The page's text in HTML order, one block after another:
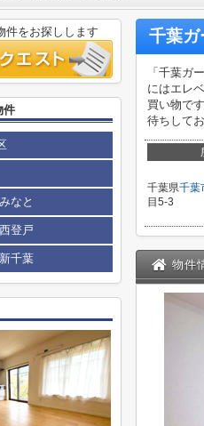
千葉ガ
「千葉ガ
にはエレ
買い物で
待ちして
千葉県千葉
目5-3
物件
件をお探しします
件
なと
登戸
千葉